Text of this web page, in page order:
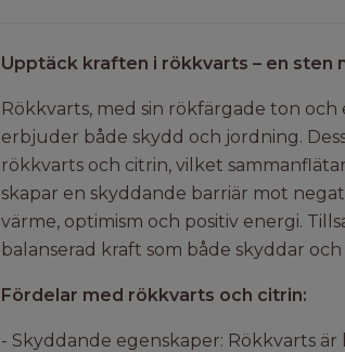
Upptäck kraften i rökkvarts – en
Rökkvarts, med sin rökfärgade ton
erbjuder både skydd och jordning.
rökkvarts och citrin, vilket
skapar en skyddande barriär mot
värme, optimism och positiv energi.
balanserad kraft som både skyddar
Fördelar med rökkvarts och citrin:
- Skyddande egenskaper: Rökkvarts